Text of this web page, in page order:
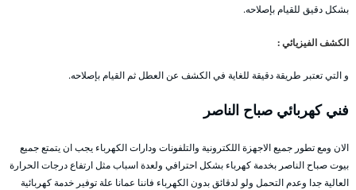
بشكل دقيق للقيام بإصلاحه.
الكشف الفيزيائي :
و التي تعتبر طريقة دقيقة للغاية في الكشف عن العطل ثم القيام بإصلاحه.
فني كهربائي صباح الناصر
الان ومع تطور جميع الاجهزة اللكترونية والتلفونات ودارات الكهرباء يجب ان يتمتع جميع
بيوت صباح الناصر بخدمة كهرباء بشكل احترافي ولعدة اسباب مثل ارتفاع درجات الحرارة
العالية جدا وعدم التحمل ولو لدقائق بدون الكهرباء فاننا عمانا علة توفير خدمة كهربائية